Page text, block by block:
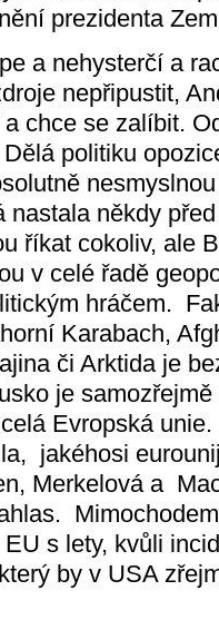
prezidenta
a nehysterčí a
nepřipustit,
chce se zalíbit.
politiku
nastala někdy
říkat cokoliv, ale
v celé řadě
hráčem.
Karabach,
či Arktida je
je
Evropská unie.
jakéhosi
Merkelová a
s lety, kvůli
by v USA